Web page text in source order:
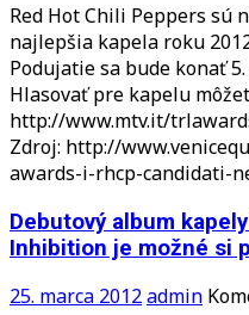
Red Hot Chili Peppers sú
najlepšia kapela roku
Podujatie sa bude konať
Hlasovať pre kapelu
http://www.mtv.it/
Zdroj: http://
awards-i-rhcp-candidati-
Debutový album
Inhibition je možné si
25. marca 2012admin